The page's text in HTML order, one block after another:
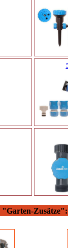
"Garten-Zusätze":